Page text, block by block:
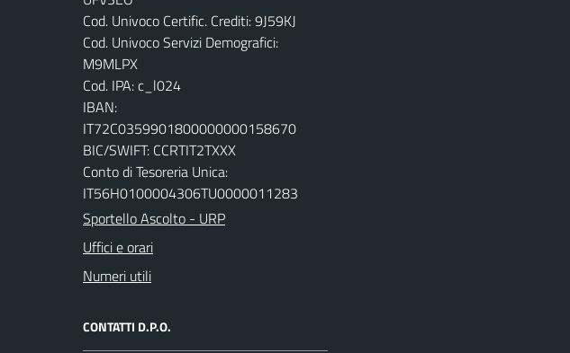
Cod. Univoco Certific. Crediti: 9J59KJ
Cod. Univoco Servizi Demografici:
M9MLPX
Cod. IPA: c_l024
IBAN:
IT72C0359901800000000158670
BIC/SWIFT: CCRTIT2TXXX
Conto di Tesoreria Unica:
IT56H0100004306TU0000011283
Sportello Ascolto - URP
Uffici e orari
Numeri utili
CONTATTI D.P.O.